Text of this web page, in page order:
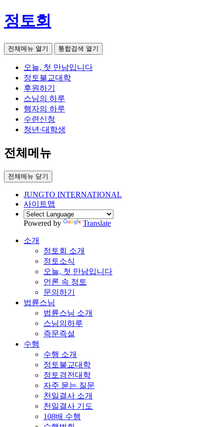
정토회
전체메뉴 열기 통합검색 열기
오늘, 첫 만남입니다
정토불교대학
후원하기
스님의 하루
행자의 하루
수련신청
청년·대학생
전체메뉴
전체메뉴 닫기
JUNGTO INTERNATIONAL
사이트맵
Powered by Translate
소개
정토회 소개
정토소식
오늘, 첫 만남입니다
언론 속 정토
문의하기
법륜스님
법륜스님 소개
스님의하루
즉문즉설
수행
수행 소개
정토불교대학
정토경전대학
자주 묻는 질문
천일결사 소개
천일결사 기도
108배 수행